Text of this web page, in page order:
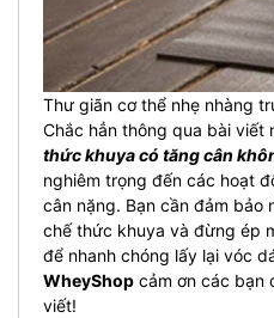
Thư giãn cơ thể nhẹ nhàng
Chắc hẳn thông qua bài
thức khuya có tăng cân
nghiêm trọng đến các hoạt
cân nặng. Bạn cần đảm bảo
chế thức khuya và đừng ép
để nhanh chóng lấy lại vóc
WheyShop cảm ơn các bạn
viết!